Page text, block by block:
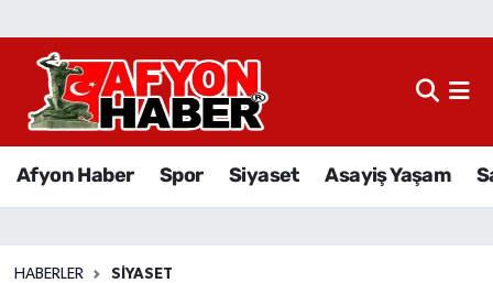
Afyon Haber Spor Siyaset Asayiş Yaşam
HABERLER SIYASET
Afyon Haber